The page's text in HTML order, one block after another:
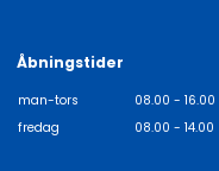
Åbningstider
man-tors
08.00 - 16.00
fredag
08.00 - 14.00